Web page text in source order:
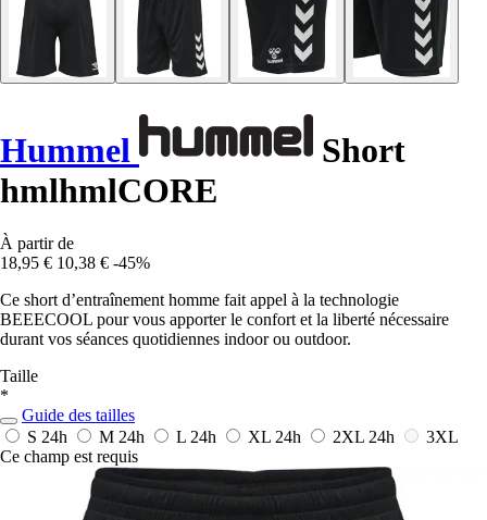
Hummel
Short
hmlhmlCORE
À partir de
18,95 € 10,38 € -45%
Ce short d’entraînement homme fait appel à la technologie
BEEECOOL pour vous apporter le confort et la liberté nécessaire
durant vos séances quotidiennes indoor ou outdoor.
Taille
*
Guide des tailles
S 24h M 24h L 24h XL 24h 2XL 24h
3XL
Ce champ est requis